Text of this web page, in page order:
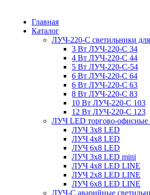
Главная
Каталог
ЛУЧ-220-С светильники
3 Вт ЛУЧ-220-С 34
4 Вт ЛУЧ-220-С 44
5 Вт ЛУЧ-220-С-54
6 Вт ЛУЧ-220-С 64
6 Вт ЛУЧ-220-С 63
8 Вт ЛУЧ-220-С 83
10 Вт ЛУЧ-220-С 103
12 Вт ЛУЧ-220-С 123
ЛУЧ LED торгово-офисные
ЛУЧ 3х8 LED
ЛУЧ 4х8 LED
ЛУЧ 6х8 LED
ЛУЧ 3х8 LED mini
ЛУЧ 4х8 LED LINE
ЛУЧ 2х8 LED LINE
ЛУЧ 6х8 LED LINE
ЛУЧ-С аварийные